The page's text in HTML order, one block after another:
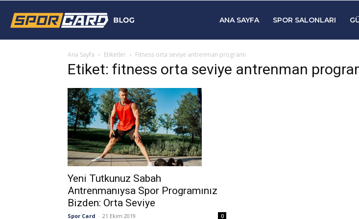
Blog
ANA SAYFA SPOR SALONLARI
Ana Sayfa Etiketler Fitness orta seviye antrenman programı
Etiket: fitness orta seviye antrenman
Yeni Tutkunuz Sabah
Antrenmanıysa Spor Programınız
Bizden: Orta Seviye
Spor Card - 21 Ekim 2019 0